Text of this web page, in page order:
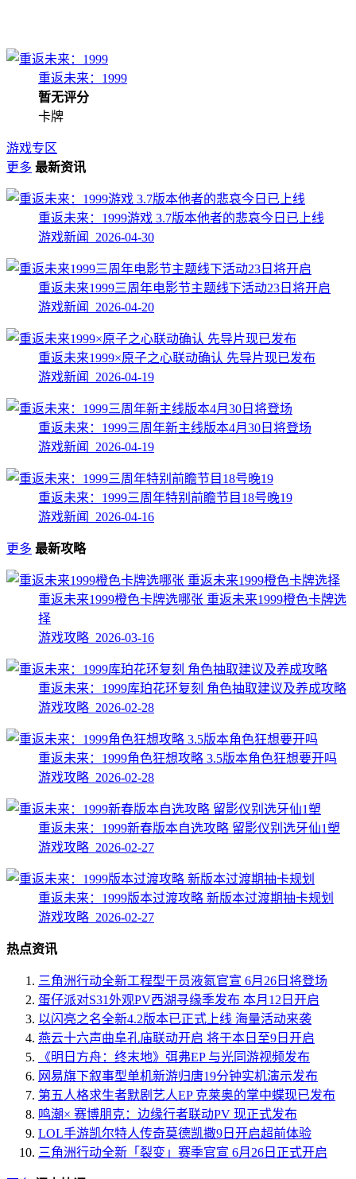
重返未来：1999
暂无评分
卡牌
游戏专区
更多 最新资讯
重返未来：1999游戏 3.7版本他者的悲哀今日已上线
游戏新闻 2026-04-30
重返未来1999三周年电影节主题线下活动23日将开启
游戏新闻 2026-04-20
重返未来1999×原子之心联动确认 先导片现已发布
游戏新闻 2026-04-19
重返未来：1999三周年新主线版本4月30日将登场
游戏新闻 2026-04-19
重返未来：1999三周年特别前瞻节目18号晚19
游戏新闻 2026-04-16
更多 最新攻略
重返未来1999橙色卡牌选哪张 重返未来1999橙色卡牌选
择
游戏攻略 2026-03-16
重返未来：1999库珀花环复刻 角色抽取建议及养成攻略
游戏攻略 2026-02-28
重返未来：1999角色狂想攻略 3.5版本角色狂想要开吗
游戏攻略 2026-02-28
重返未来：1999新春版本自选攻略 留影仪别选牙仙1塑
游戏攻略 2026-02-27
重返未来：1999版本过渡攻略 新版本过渡期抽卡规划
游戏攻略 2026-02-27
热点资讯
三角洲行动全新工程型干员液氮官宣 6月26日将登场
蛋仔派对S31外观PV西湖寻缘季发布 本月12日开启
以闪亮之名全新4.2版本已正式上线 海量活动来袭
燕云十六声曲阜孔庙联动开启 将于本日至9日开启
《明日方舟：终末地》弭弗EP 与光同游视频发布
网易旗下叙事型单机新游归唐19分钟实机演示发布
第五人格求生者默剧艺人EP 克莱奥的掌中蝶现已发布
鸣潮× 赛博朋克：边缘行者联动PV 现正式发布
LOL手游凯尔特人传奇莫德凯撒9日开启超前体验
三角洲行动全新「裂变」赛季官宣 6月26日正式开启